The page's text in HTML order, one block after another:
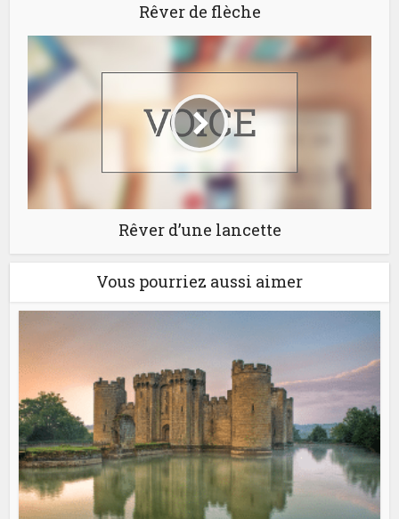
Rêver de flèche
Rêver d’une lancette
Vous pourriez aussi aimer